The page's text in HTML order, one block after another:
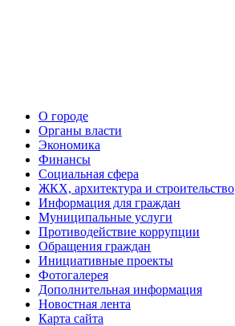
О городе
Органы власти
Экономика
Финансы
Социальная сфера
ЖКХ, архитектура и строительство
Информация для граждан
Муниципальные услуги
Противодействие коррупции
Обращения граждан
Инициативные проекты
Фотогалерея
Дополнительная информация
Новостная лента
Карта сайта